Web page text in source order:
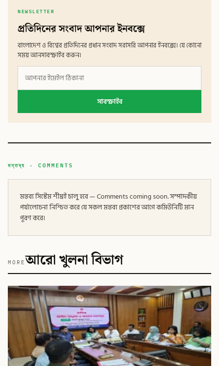
NEWSLETTER
প্রতিদিনের সংবাদ আপনার ইনবক্সে
বাংলাদেশ ও বিশ্বের প্রতিদিনের প্রধান সংবাদ সরাসরি আপনার ইনবক্সে। যে কোনো
সময় আনসাবস্ক্রাইব করুন।
সাবস্ক্রাইব
মন্তব্য · COMMENTS
মন্তব্য সিস্টেম শীঘ্রই চালু হবে — Comments coming soon. সম্পাদকীয়
পর্যালোচনা নিশ্চিত করে যে সকল মন্তব্য প্রকাশের আগে কমিউনিটি মান
পূরণ করে।
MOREআরো খুলনা বিভাগ